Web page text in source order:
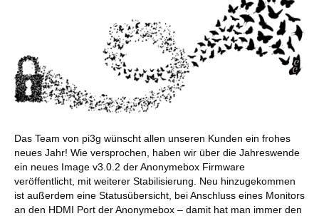
Das Team von pi3g wünscht allen unseren Kunden ein frohes
neues Jahr! Wie versprochen, haben wir über die Jahreswende
ein neues Image v3.0.2 der Anonymebox Firmware
veröffentlicht, mit weiterer Stabilisierung. Neu hinzugekommen
ist außerdem eine Statusübersicht, bei Anschluss eines Monitors
an den HDMI Port der Anonymebox – damit hat man immer den